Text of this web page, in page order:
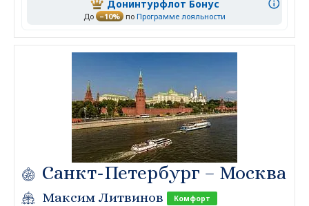
Донинтурфлот Бонус
До –10% по Программе лояльности
Санкт-Петербург – Москва
Максим Литвинов Комфорт